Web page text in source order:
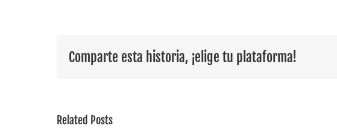
Comparte esta historia, ¡elige tu plataforma!
Related Posts